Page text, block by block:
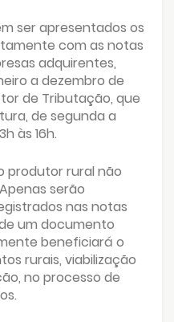
ser apresentados os
com as notas
adquirentes,
a dezembro de
de Tributação, que
de segunda a
às 16h.
produtor rural não
serão
nas notas
um documento
beneficiará o
rurais, viabilização
no processo de